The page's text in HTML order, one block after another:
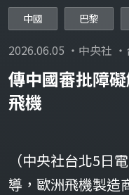
中國 巴黎
2026.06.05 ・中央社
傳中國審批障
飛機
（中央社台北5日
導，歐洲飛機製造